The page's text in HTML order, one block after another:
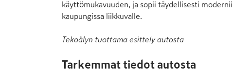
käyttömukavuuden, ja sopii täydellisesti
kaupungissa liikkuvalle.
Tekoälyn tuottama esittely autosta
Tarkemmat tiedot autosta